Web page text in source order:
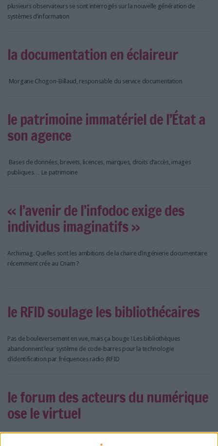
plusieurs observateurs se sont interrogés sur la nouvelle génération de
systèmes d’information
la documentation en éclaireur
Morgane Chogon-Billaud, responsable du service documentation
le patrimoine immatériel de l’État a
son agence
Bases de données, brevets, licences, marques, droits d’accès, images
publiques… Le patrimoine
« l’avenir de l’infodoc exige des
individus imaginatifs »
Archimag. Quelles sont les ambitions de la chaire d’ingénierie documentaire
récemment crée au Cnam ?
le RFID soulage les bibliothécaires
Pas de bouleversement en vue, mais ça bouge ! Les bibliothèques
abandonnent leur système de code-barres pour la technologie
d’identification par fréquences radio (RFID
le forum des acteurs du numérique
ose le virtuel